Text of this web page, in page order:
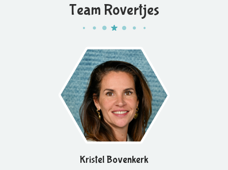
Team Rovertjes
Kristel Bovenkerk